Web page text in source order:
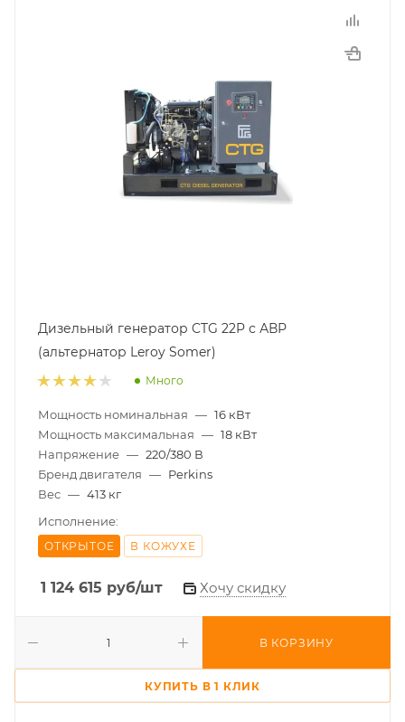
Дизельный генератор CTG 22P с АВР
(альтернатор Leroy Somer)
Много
Мощность номинальная — 16 кВт
Мощность максимальная — 18 кВт
Напряжение — 220/380 В
Бренд двигателя — Perkins
Вес — 413 кг
Исполнение:
ОТКРЫТОЕ В КОЖУХЕ
1 124 615 руб/шт Хочу скидку
В КОРЗИНУ
КУПИТЬ В 1 КЛИК